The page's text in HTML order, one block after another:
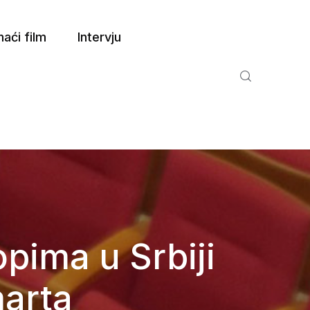
film Intervju
u Srbiji